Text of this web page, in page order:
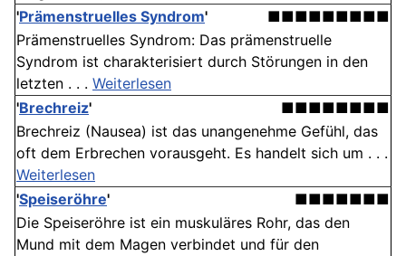
'Prämenstruelles Syndrom'
■■■■■■■■■
Prämenstruelles Syndrom: Das prämenstruelle
Syndrom ist charakterisiert durch Störungen in den
letzten . . . Weiterlesen
'Brechreiz'
■■■■■■■■
Brechreiz (Nausea) ist das unangenehme Gefühl, das
oft dem Erbrechen vorausgeht. Es handelt sich um . . .
Weiterlesen
'Speiseröhre'
■■■■■■■
Die Speiseröhre ist ein muskuläres Rohr, das den
Mund mit dem Magen verbindet und für den